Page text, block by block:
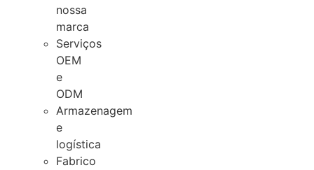
nossa
marca
Serviços
OEM
e
ODM
Armazenagem
e
logística
Fabrico